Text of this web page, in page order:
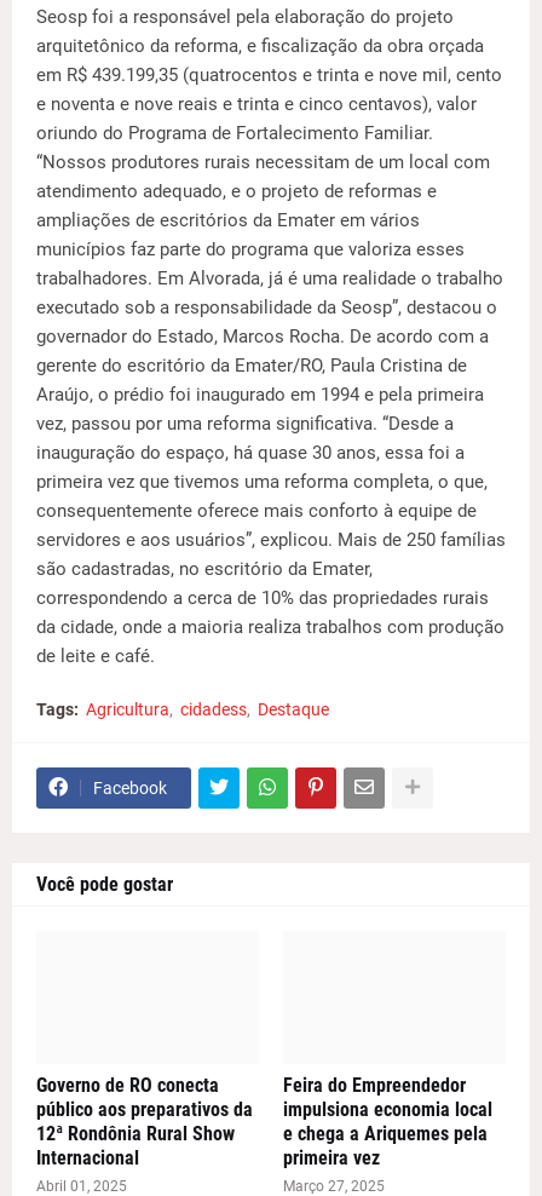
Seosp foi a responsável pela elaboração do projeto
arquitetônico da reforma, e fiscalização da obra orçada
em R$ 439.199,35 (quatrocentos e trinta e nove mil, cento
e noventa e nove reais e trinta e cinco centavos), valor
oriundo do Programa de Fortalecimento Familiar.
“Nossos produtores rurais necessitam de um local com
atendimento adequado, e o projeto de reformas e
ampliações de escritórios da Emater em vários
municípios faz parte do programa que valoriza esses
trabalhadores. Em Alvorada, já é uma realidade o trabalho
executado sob a responsabilidade da Seosp”, destacou o
governador do Estado, Marcos Rocha. De acordo com a
gerente do escritório da Emater/RO, Paula Cristina de
Araújo, o prédio foi inaugurado em 1994 e pela primeira
vez, passou por uma reforma significativa. “Desde a
inauguração do espaço, há quase 30 anos, essa foi a
primeira vez que tivemos uma reforma completa, o que,
consequentemente oferece mais conforto à equipe de
servidores e aos usuários”, explicou. Mais de 250 famílias
são cadastradas, no escritório da Emater,
correspondendo a cerca de 10% das propriedades rurais
da cidade, onde a maioria realiza trabalhos com produção
de leite e café.
Tags: Agricultura cidadess Destaque
Facebook
Você pode gostar
Governo de RO conecta
público aos preparativos da
12ª Rondônia Rural Show
Internacional
Abril 01, 2025
Feira do Empreendedor
impulsiona economia local
e chega a Ariquemes pela
primeira vez
Março 27, 2025